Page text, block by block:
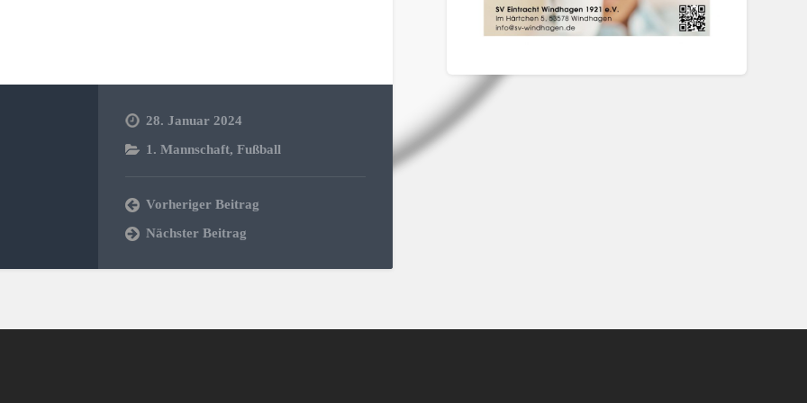
28. Januar 2024
1. Mannschaft,Fußball
Vorheriger Beitrag
Nächster Beitrag